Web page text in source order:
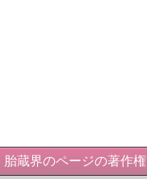
胎蔵界のページの著作権